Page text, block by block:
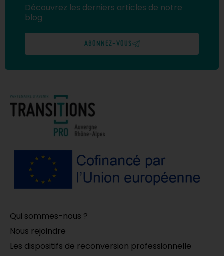
Découvrez les derniers articles de notre
blog
ABONNEZ-VOUS
Qui sommes-nous ?
Nous rejoindre
Les dispositifs de reconversion professionnelle